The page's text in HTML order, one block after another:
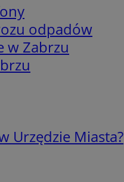
odpadów
w Zabrzu
Urzędzie Miasta?